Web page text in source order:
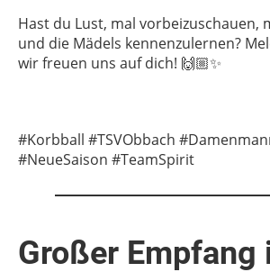
Hast du Lust, mal vorbeizuschauen,
und die Mädels kennenzulernen?
wir freuen uns auf dich! 🙌🏼✨
#Korbball #TSVObbach
#NeueSaison #TeamSpirit
Großer Empfang